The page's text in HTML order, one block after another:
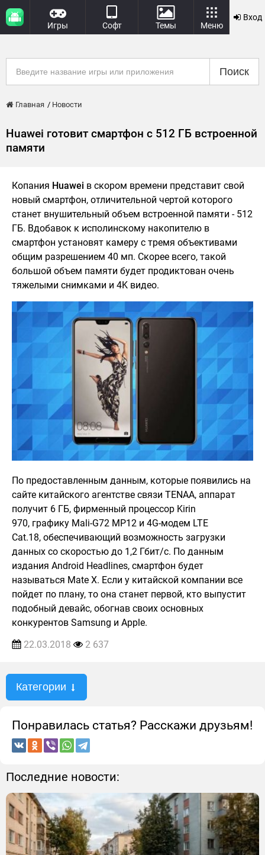
Игры Софт Темы Меню
Вход
Поиск
Главная Новости
Huawei готовит смартфон с 512 ГБ встроенной
памяти
Копания Huawei в скором времени представит свой
новый смартфон, отличительной чертой которого
станет внушительный объем встроенной памяти - 512
ГБ. Вдобавок к исполинскому накопителю в
смартфон установят камеру с тремя объективами
общим разрешением 40 мп. Скорее всего, такой
большой объем памяти будет продиктован очень
тяжелыми снимками и 4K видео.
По предоставленным данным, которые появились на
сайте китайского агентстве связи TENAA, аппарат
получит 6 ГБ, фирменный процессор Kirin
970, графику Mali-G72 MP12 и 4G-модем LTE
Cat.18, обеспечивающий возможность загрузки
данных со скоростью до 1,2 Гбит/с. По данным
издания Android Headlines, смартфон будет
называться Mate X. Если у китайской компании все
пойдет по плану, то она станет первой, кто выпустит
подобный девайс, обогнав своих основных
конкурентов Samsung и Apple.
22.03.2018
2 637
Категории
Понравилась статья? Расскажи друзьям!
Последние новости: